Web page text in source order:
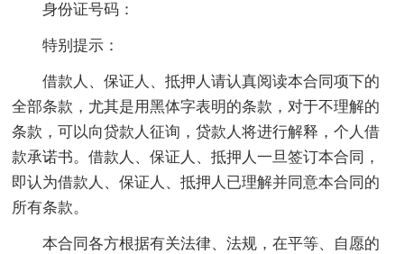
身份证号码：
特别提示：
借款人、保证人、抵押人请认真阅读本合同项下的
全部条款，尤其是用黑体字表明的条款，对于不理解的
条款，可以向贷款人征询，贷款人将进行解释，个人借
款承诺书。借款人、保证人、抵押人一旦签订本合同，
即认为借款人、保证人、抵押人已理解并同意本合同的
所有条款。
本合同各方根据有关法律、法规，在平等、自愿的